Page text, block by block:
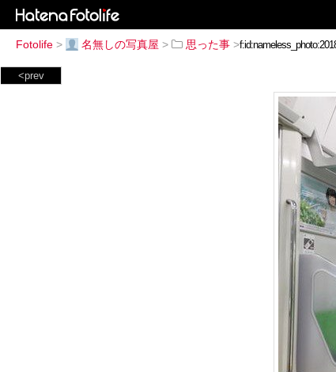
Fotolife > 名無しの写真屋 > 思った事 >
<prev